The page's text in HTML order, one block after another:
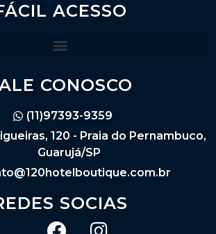
ACESSO
CONOSCO
(11)97393-9359
120 - Praia do Pernambuco,
Guarujá/SP
SOCIAS